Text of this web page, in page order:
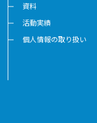
資料
活動実績
個人情報の取り扱い